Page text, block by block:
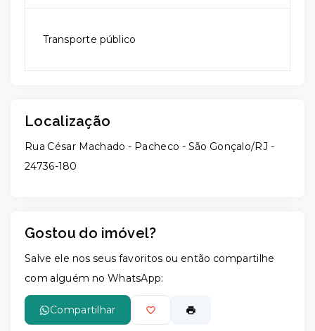
Transporte público
Localização
Rua César Machado - Pacheco - São Gonçalo/RJ -
24736-180
Gostou do imóvel?
Salve ele nos seus favoritos ou então compartilhe
com alguém no WhatsApp:
Compartilhar